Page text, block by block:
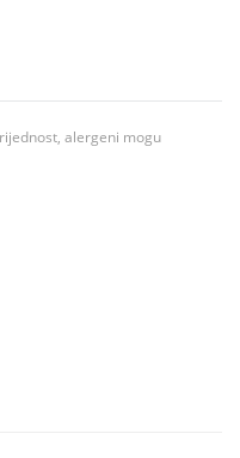
alergeni mogu